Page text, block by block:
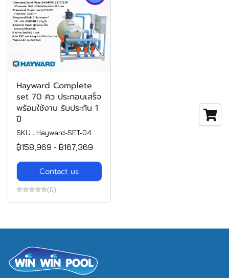
Hayward Complete
set 70 คิว ประกอบเสร็จ
พร้อมใช้งาน รับประกัน 1
ปี
SKU : Hayward-SET-04
฿158,969 - ฿167,369
Contact us
(0)